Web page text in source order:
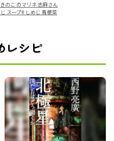
きのこ のマリネ 志麻さん
スープ# しめじ 青梗菜
レシピ